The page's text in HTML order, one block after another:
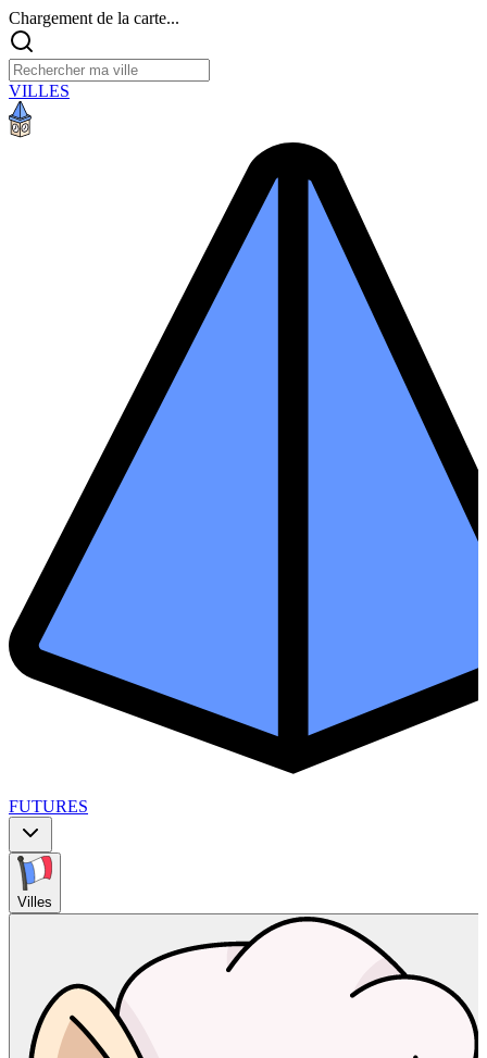
Chargement de la carte...
VILLES
FUTURES
Villes